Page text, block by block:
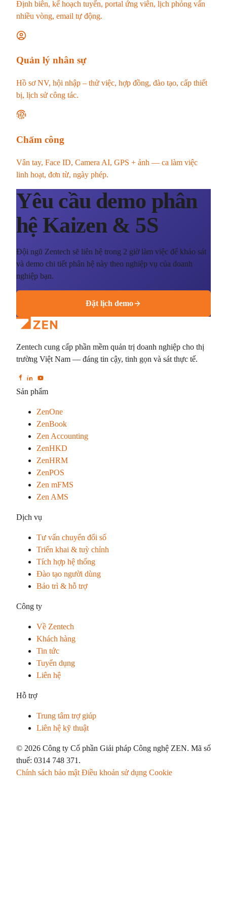
Định biên, kế hoạch tuyển, portal ứng viên, lịch phỏng vấn
nhiều vòng, email tự động.
Quản lý nhân sự
Hồ sơ NV, hội nhập – thử việc, hợp đồng, đào tạo, cấp thiết
bị, lịch sử công tác.
Chấm công
Vân tay, Face ID, Camera AI, GPS + ảnh — ca làm việc
linh hoạt, đơn từ, ngày phép.
Yêu cầu demo phân
hệ Kaizen & 5S
Đội ngũ Zentech sẽ liên hệ trong 2 giờ làm việc để khảo sát
và demo chi tiết phân hệ này theo nghiệp vụ của doanh
nghiệp bạn.
Đặt lịch demo
Zentech cung cấp phần mềm quản trị doanh nghiệp cho thị
trường Việt Nam — đáng tin cậy, tinh gọn và sát thực tế.
Sản phẩm
ZenOne
ZenBook
Zen Accounting
ZenHKD
ZenHRM
ZenPOS
Zen mFMS
Zen AMS
Dịch vụ
Tư vấn chuyển đổi số
Triển khai & tuỳ chỉnh
Tích hợp hệ thống
Đào tạo người dùng
Bảo trì & hỗ trợ
Công ty
Về Zentech
Khách hàng
Tin tức
Tuyển dụng
Liên hệ
Hỗ trợ
Trung tâm trợ giúp
Liên hệ kỹ thuật
© 2026 Công ty Cổ phần Giải pháp Công nghệ ZEN. Mã số
thuế: 0314 748 371.
Chính sách bảo mật Điều khoản sử dụng Cookie